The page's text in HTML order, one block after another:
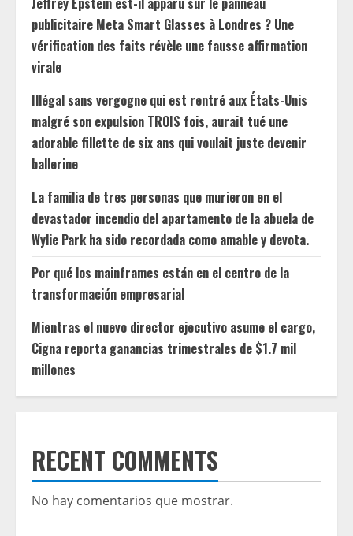
publicitaire Meta Smart Glasses à Londres ? Une
vérification des faits révèle une fausse affirmation
virale
Illégal sans vergogne qui est rentré aux États-Unis
malgré son expulsion TROIS fois, aurait tué une
adorable fillette de six ans qui voulait juste devenir
ballerine
La familia de tres personas que murieron en el
devastador incendio del apartamento de la abuela de
Wylie Park ha sido recordada como amable y devota.
Por qué los mainframes están en el centro de la
transformación empresarial
Mientras el nuevo director ejecutivo asume el cargo,
Cigna reporta ganancias trimestrales de $1.7 mil
millones
RECENT COMMENTS
No hay comentarios que mostrar.